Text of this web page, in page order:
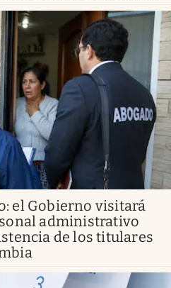
el Gobierno visitará
administrativo
de los titulares